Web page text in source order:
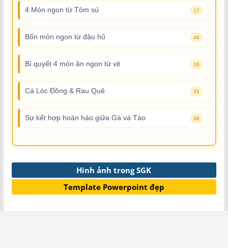
4 Món ngon từ Tôm sú 17
Bốn món ngon từ đậu hũ 46
Bí quyết 4 món ăn ngon từ vịt 28
Cá Lóc Đồng & Rau Quê 31
Sự kết hợp hoàn hảo giữa Gà và Táo 38
Hình ảnh trong SGK
Template Powerpoint đẹp